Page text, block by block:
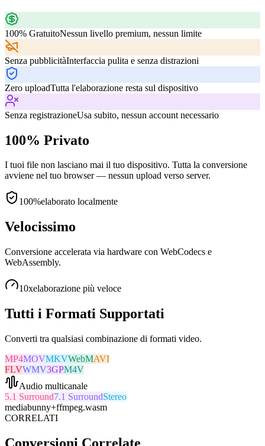
100% GratuitoNessun livello premium, nessun limite
Senza pubblicitàInterfaccia pulita e senza distrazioni
Zero uploadTutta l'elaborazione resta sul dispositivo
Senza registrazioneUsa subito, nessun account necessario
100% Privato
I tuoi file non lasciano mai il tuo dispositivo. Tutta la conversione
avviene nel tuo browser — nessun upload verso server.
100%elaborato localmente
Velocissimo
Conversione accelerata via hardware con WebCodecs e
WebAssembly.
10xelaborazione più veloce
Tutti i Formati Supportati
Converti tra qualsiasi combinazione di formati video.
MP4MOVMKVWebMAVI
FLVWMV3GPM4V
Audio multicanale
5.1 Surround7.1 SurroundStereo
mediabunny+ffmpeg.wasm
CORRELATI